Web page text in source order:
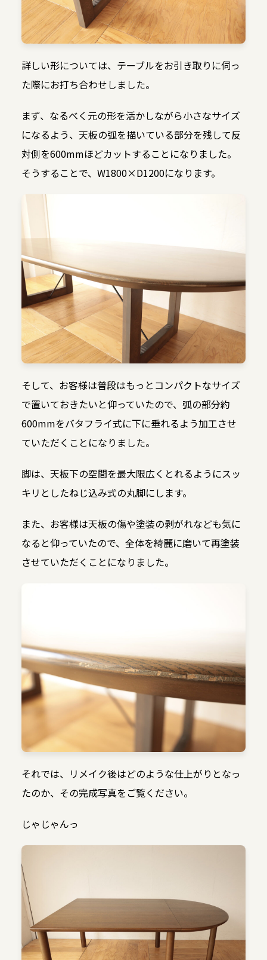
詳しい形については、テーブルをお引き取りに伺っ
た際にお打ち合わせしました。
まず、なるべく元の形を活かしながら小さなサイズ
になるよう、天板の弧を描いている部分を残して反
対側を600mmほどカットすることになりました。
そうすることで、W1800×D1200になります。
そして、お客様は普段はもっとコンパクトなサイズ
で置いておきたいと仰っていたので、弧の部分約
600mmをバタフライ式に下に垂れるよう加工させ
ていただくことになりました。
脚は、天板下の空間を最大限広くとれるようにスッ
キリとしたねじ込み式の丸脚にします。
また、お客様は天板の傷や塗装の剥がれなども気に
なると仰っていたので、全体を綺麗に磨いて再塗装
させていただくことになりました。
それでは、リメイク後はどのような仕上がりとなっ
たのか、その完成写真をご覧ください。
じゃじゃんっ